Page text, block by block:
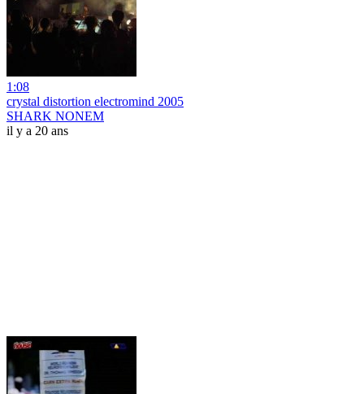
1:08
crystal distortion electromind 2005
SHARK NONEM
il y a 20 ans